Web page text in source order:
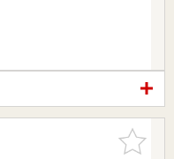
お気に入
りに追加